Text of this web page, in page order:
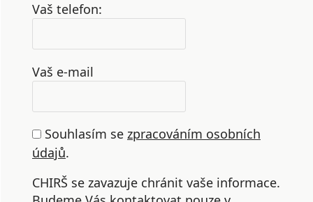
Vaš telefon:
Vaš e-mail
Souhlasím se zpracováním osobních
údajů.
CHIRŠ se zavazuje chránit vaše informace.